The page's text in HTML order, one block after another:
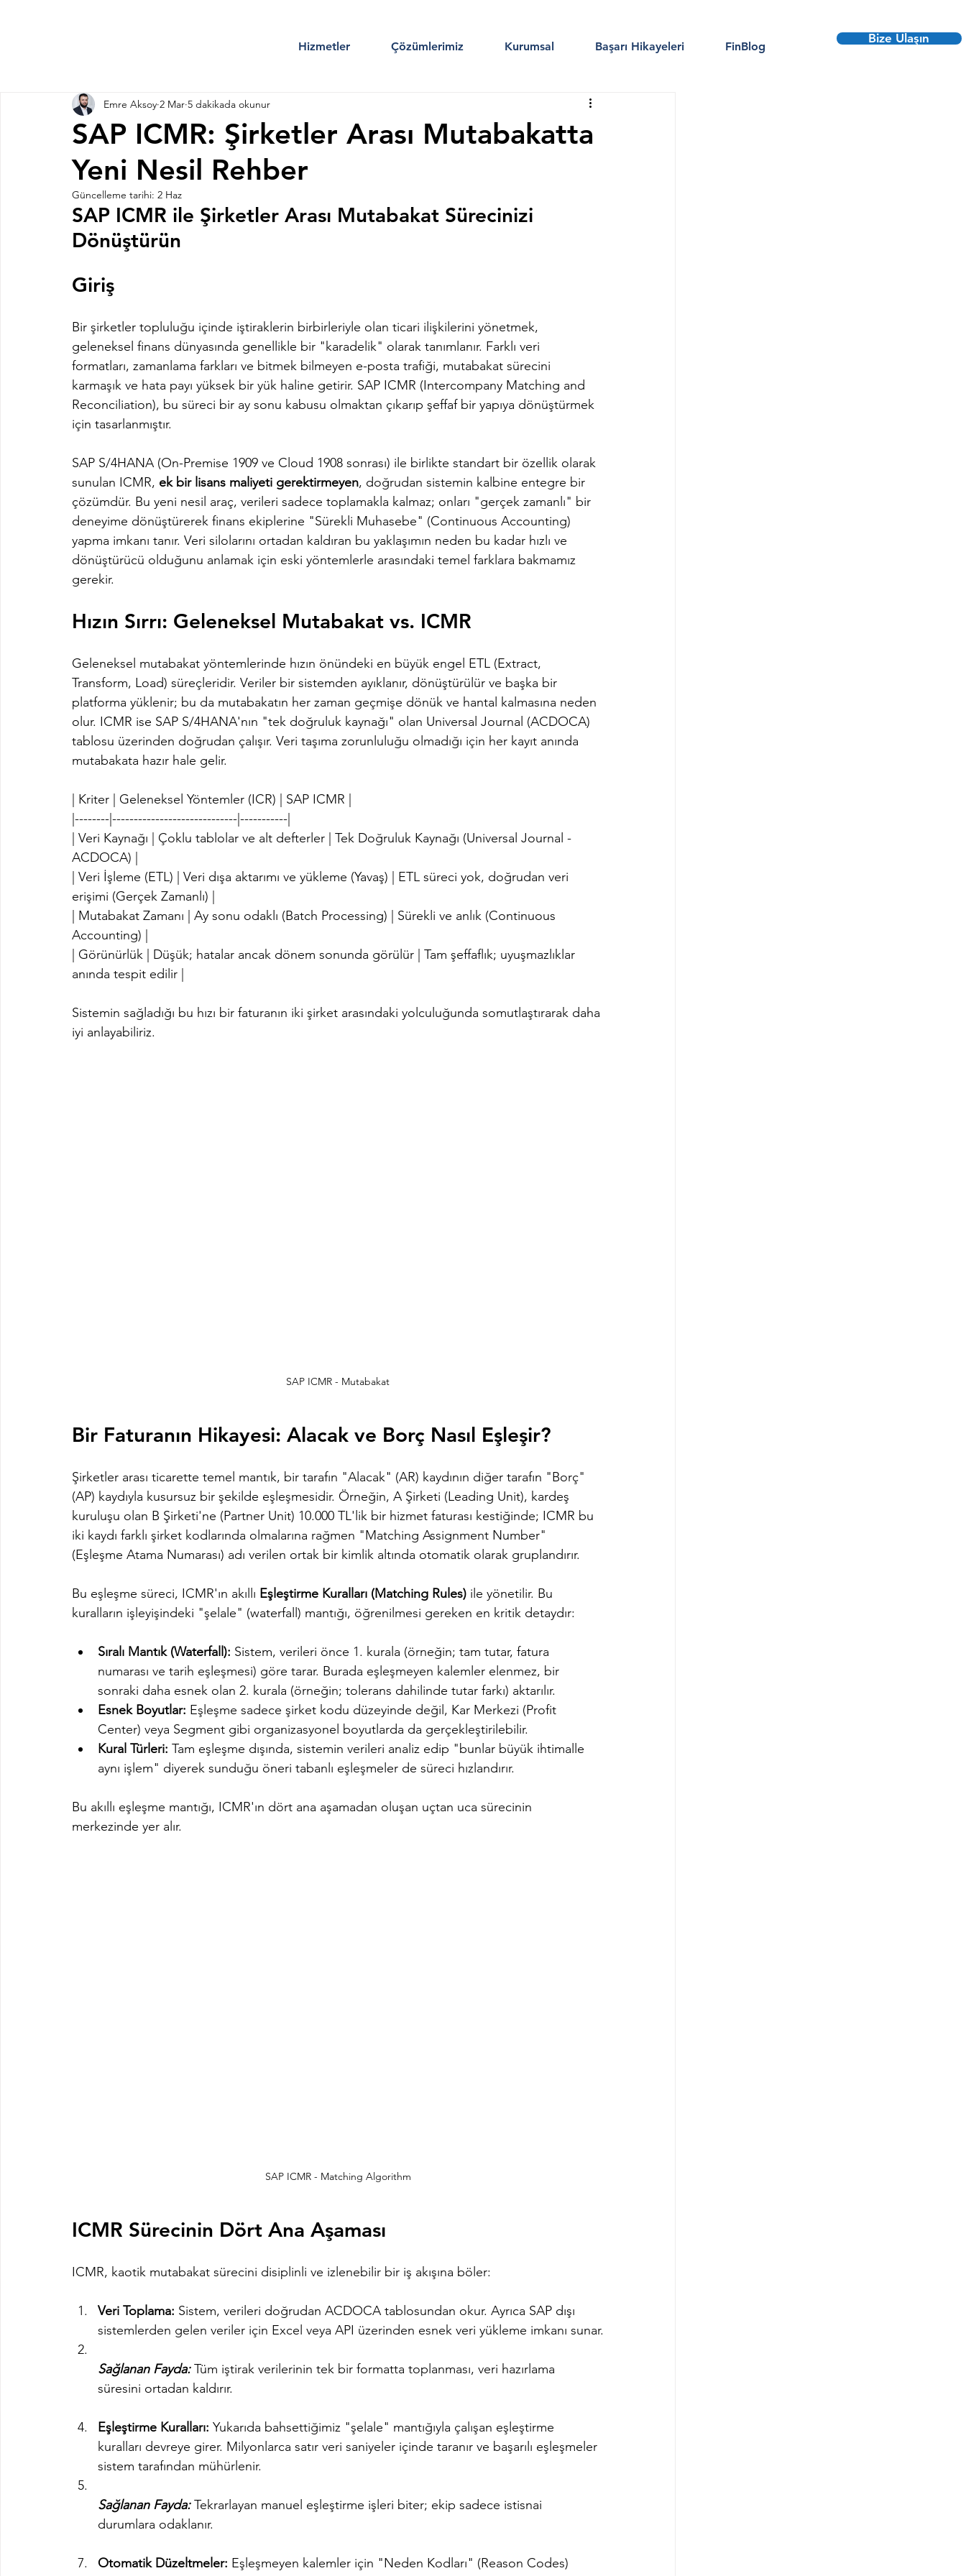
Hizmetler Çözümlerimiz Kurumsal Başarı Hikayeleri FinBlog
Bize Ulaşın
SAP ICMR: Şirketler Arası Mutabakatta
Yeni Nesil Rehber
Emre Aksoy 2 Mar 5 dakikada okunur
Güncelleme tarihi: 2 Haz
SAP ICMR ile Şirketler Arası Mutabakat Sürecinizi
Dönüştürün
Giriş
Bir şirketler topluluğu içinde iştiraklerin birbirleriyle olan ticari ilişkilerini yönetmek,
geleneksel finans dünyasında genellikle bir "karadelik" olarak tanımlanır. Farklı veri
formatları, zamanlama farkları ve bitmek bilmeyen e-posta trafiği, mutabakat sürecini
karmaşık ve hata payı yüksek bir yük haline getirir. SAP ICMR (Intercompany Matching and
Reconciliation), bu süreci bir ay sonu kabusu olmaktan çıkarıp şeffaf bir yapıya dönüştürmek
için tasarlanmıştır.
SAP S/4HANA (On-Premise 1909 ve Cloud 1908 sonrası) ile birlikte standart bir özellik olarak
sunulan ICMR, ek bir lisans maliyeti gerektirmeyen, doğrudan sistemin kalbine entegre bir
çözümdür. Bu yeni nesil araç, verileri sadece toplamakla kalmaz; onları "gerçek zamanlı" bir
deneyime dönüştürerek finans ekiplerine "Sürekli Muhasebe" (Continuous Accounting)
yapma imkanı tanır. Veri silolarını ortadan kaldıran bu yaklaşımın neden bu kadar hızlı ve
dönüştürücü olduğunu anlamak için eski yöntemlerle arasındaki temel farklara bakmamız
gerekir.
Hızın Sırrı: Geleneksel Mutabakat vs. ICMR
Geleneksel mutabakat yöntemlerinde hızın önündeki en büyük engel ETL (Extract,
Transform, Load) süreçleridir. Veriler bir sistemden ayıklanır, dönüştürülür ve başka bir
platforma yüklenir; bu da mutabakatın her zaman geçmişe dönük ve hantal kalmasına neden
olur. ICMR ise SAP S/4HANA'nın "tek doğruluk kaynağı" olan Universal Journal (ACDOCA)
tablosu üzerinden doğrudan çalışır. Veri taşıma zorunluluğu olmadığı için her kayıt anında
mutabakata hazır hale gelir.
| Kriter | Geleneksel Yöntemler (ICR) | SAP ICMR |
|--------|-----------------------------|-----------|
| Veri Kaynağı | Çoklu tablolar ve alt defterler | Tek Doğruluk Kaynağı (Universal Journal -
ACDOCA) |
| Veri İşleme (ETL) | Veri dışa aktarımı ve yükleme (Yavaş) | ETL süreci yok, doğrudan veri
erişimi (Gerçek Zamanlı) |
| Mutabakat Zamanı | Ay sonu odaklı (Batch Processing) | Sürekli ve anlık (Continuous
Accounting) |
| Görünürlük | Düşük; hatalar ancak dönem sonunda görülür | Tam şeffaflık; uyuşmazlıklar
anında tespit edilir |
Sistemin sağladığı bu hızı bir faturanın iki şirket arasındaki yolculuğunda somutlaştırarak daha
iyi anlayabiliriz.
SAP ICMR - Mutabakat
Bir Faturanın Hikayesi: Alacak ve Borç Nasıl Eşleşir?
Şirketler arası ticarette temel mantık, bir tarafın "Alacak" (AR) kaydının diğer tarafın "Borç"
(AP) kaydıyla kusursuz bir şekilde eşleşmesidir. Örneğin, A Şirketi (Leading Unit), kardeş
kuruluşu olan B Şirketi'ne (Partner Unit) 10.000 TL'lik bir hizmet faturası kestiğinde; ICMR bu
iki kaydı farklı şirket kodlarında olmalarına rağmen "Matching Assignment Number"
(Eşleşme Atama Numarası) adı verilen ortak bir kimlik altında otomatik olarak gruplandırır.
Bu eşleşme süreci, ICMR'ın akıllı Eşleştirme Kuralları (Matching Rules) ile yönetilir. Bu
kuralların işleyişindeki "şelale" (waterfall) mantığı, öğrenilmesi gereken en kritik detaydır:
Sıralı Mantık (Waterfall): Sistem, verileri önce 1. kurala (örneğin; tam tutar, fatura
numarası ve tarih eşleşmesi) göre tarar. Burada eşleşmeyen kalemler elenmez, bir
sonraki daha esnek olan 2. kurala (örneğin; tolerans dahilinde tutar farkı) aktarılır.
Esnek Boyutlar: Eşleşme sadece şirket kodu düzeyinde değil, Kar Merkezi (Profit
Center) veya Segment gibi organizasyonel boyutlarda da gerçekleştirilebilir.
Kural Türleri: Tam eşleşme dışında, sistemin verileri analiz edip "bunlar büyük ihtimalle
aynı işlem" diyerek sunduğu öneri tabanlı eşleşmeler de süreci hızlandırır.
Bu akıllı eşleşme mantığı, ICMR'ın dört ana aşamadan oluşan uçtan uca sürecinin
merkezinde yer alır.
SAP ICMR - Matching Algorithm
ICMR Sürecinin Dört Ana Aşaması
ICMR, kaotik mutabakat sürecini disiplinli ve izlenebilir bir iş akışına böler:
Veri Toplama: Sistem, verileri doğrudan ACDOCA tablosundan okur. Ayrıca SAP dışı
sistemlerden gelen veriler için Excel veya API üzerinden esnek veri yükleme imkanı sunar.
Sağlanan Fayda: Tüm iştirak verilerinin tek bir formatta toplanması, veri hazırlama
süresini ortadan kaldırır.
Eşleştirme Kuralları: Yukarıda bahsettiğimiz "şelale" mantığıyla çalışan eşleştirme
kuralları devreye girer. Milyonlarca satır veri saniyeler içinde taranır ve başarılı eşleşmeler
sistem tarafından mühürlenir.
Sağlanan Fayda: Tekrarlayan manuel eşleştirme işleri biter; ekip sadece istisnai
durumlara odaklanır.
Otomatik Düzeltmeler: Eşleşmeyen kalemler için "Neden Kodları" (Reason Codes)